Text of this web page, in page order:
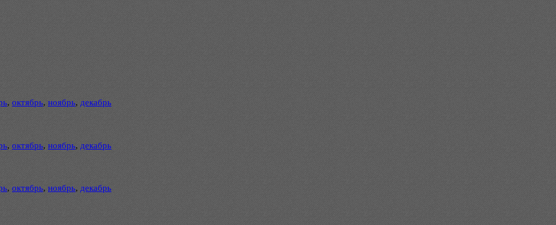
, октябрь, ноябрь, декабрь
, октябрь, ноябрь, декабрь
, октябрь, ноябрь, декабрь